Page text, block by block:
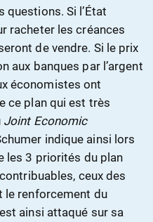
questions. Si l’État
racheter les créances
de vendre. Si le prix
aux banques par l’argent
économistes ont
ce plan qui est très
Joint Economic
indique ainsi lors
les 3 priorités du plan
ceux des
le renforcement du
ainsi attaqué sur sa